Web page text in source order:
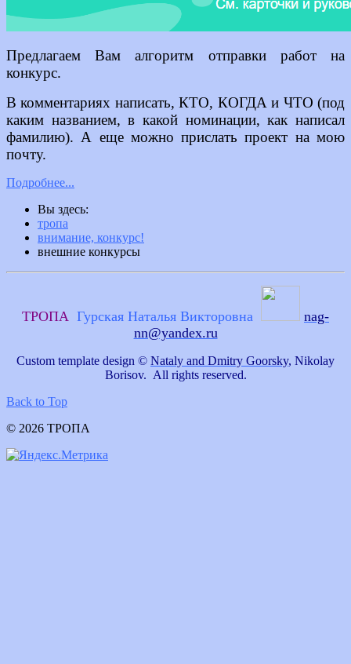
Предлагаем Вам алгоритм отправки работ на
конкурс.
В комментариях написать, КТО, КОГДА и ЧТО (под
каким названием, в какой номинации, как написал
фамилию). А еще можно прислать проект на мою
почту.
Подробнее...
Вы здесь:
тропа
внимание, конкурс!
внешние конкурсы
ТРОПА Гурская Наталья Викторовна
nag-
nn@yandex.ru
Custom template design © Nataly and Dmitry Goorsky, Nikolay
Borisov. All rights reserved.
Back to Top
© 2026 ТРОПА